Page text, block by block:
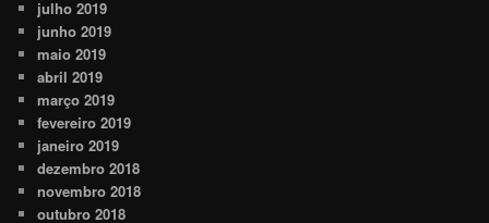
julho 2019
junho 2019
maio 2019
abril 2019
março 2019
fevereiro 2019
janeiro 2019
dezembro 2018
novembro 2018
outubro 2018